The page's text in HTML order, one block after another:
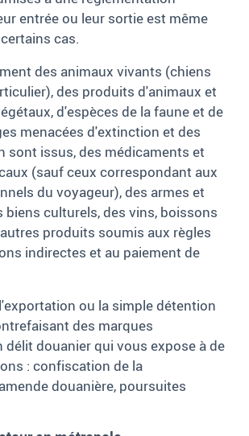
entrée ou leur sortie est même
cas.
des animaux vivants (chiens
des produits d'animaux et
d'espèces de la faune et de
menacées d'extinction et des
sont issus, des médicaments et
(sauf ceux correspondant aux
du voyageur), des armes et
biens culturels, des vins, boissons
produits soumis aux règles
indirectes et au paiement de
ou la simple détention
des marques
douanier qui vous expose à de
: confiscation de la
douanière, poursuites